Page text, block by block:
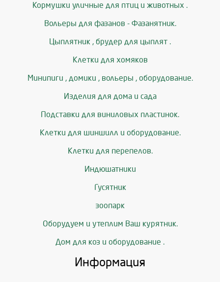
Кормушки уличные для птиц и животных .
Вольеры для фазанов - Фазанятник.
Цыплятник , брудер для цыплят .
Клетки для хомяков
Минипиги , домики , вольеры , оборудование.
Изделия для дома и сада
Подставки для виниловых пластинок.
Клетки для шиншилл и оборудование.
Клетки для перепелов.
Индюшатники
Гусятник
зоопарк
Оборудуем и утеплим Ваш курятник.
Дом для коз и оборудование .
Информация